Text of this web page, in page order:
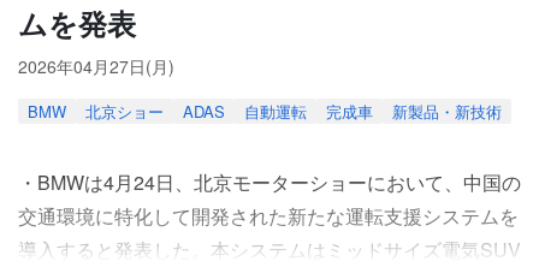
ムを発表
2026年04月27日(月)
BMW 北京ショー ADAS 自動運転 完成車 新製品・新技術
・BMWは4月24日、北京モーターショーにおいて、中国の
交通環境に特化して開発された新たな運転支援システムを
導入すると発表した。本システムはミッドサイズ電気SUV